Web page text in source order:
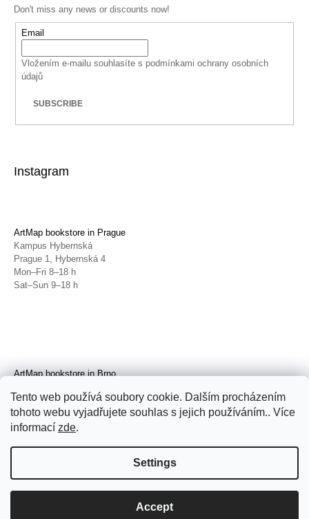
Tento web používá soubory cookie. Dalším procházením
tohoto webu vyjadřujete souhlas s jejich používáním.. Více
informací zde.
Settings
Accept
Don't miss any news or discounts now!
Email
Vložením e-mailu souhlasíte s podmínkami ochrany osobních
údajů
SUBSCRIBE
Instagram
ArtMap bookstore in Prague
Kampus Hybernská
Prague 1, Hybernská 4
Mon–Fri 8–18 h
Sat–Sun 9–18 h
ArtMap bookstore in Brno
Brno, Radnická 4
Tue–Fri 11–19 h
Sat 14–19 h
© 2026 ArtMap. All rights reserved.